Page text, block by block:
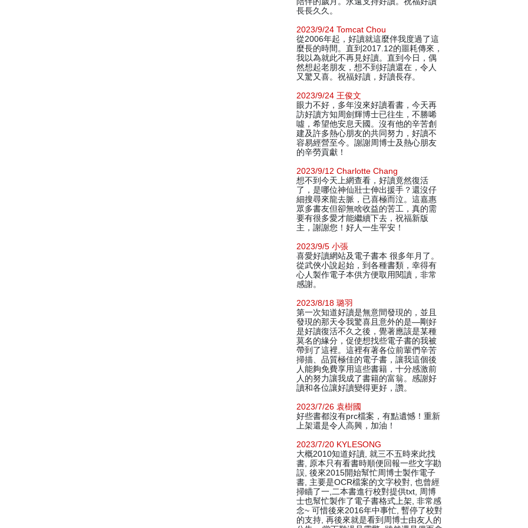
長長久久。
2023/9/24 Tomcat Chou
從2006年起，好讀就這麼伴我度過了這
麼長的時間。直到2017.12的噩耗傳來，
我以為就此不再見好讀。直到今日，偶
然想起老朋友，想不到好讀還在，令人
又驚又喜。祝福好讀，好讀長存。
2023/9/24 王俊文
眼力不好，多年沒來好讀看書，今天再
訪好讀方知周劍輝博士已往生，不勝唏
噓，希望他安息天國。沒有他的辛苦創
建及許多熱心朋友的共同努力，好讀不
容易經營至今。謝謝周博士及熱心朋友
的辛勞貢獻！
2023/9/12 Charlotte Chang
想不到今天上網查看，好讀竟然復活
了，是哪位神仙壯士伸出援手？還沒仔
細搜尋來龍去脈，已喜極而泣。這嘉惠
眾多書友但卻無啥收益的苦工，真的需
要有很多愛才能繼續下去，祝福新版
主，謝謝您！好人一生平安！
2023/9/5 小張
喜愛好讀網站及電子書本 很多年月了。
從武俠小說起始，到各種書類，幸得有
心人製作電子本供方便取用閱讀，非常
感謝。
2023/8/18 璐羽
第一次知道好讀是無意間發現的，並且
發現的那天令我驚喜且意外的是—剛好
是好讀復活不久之後，覺著應該是某種
莫名的緣分，促使想找些電子書的我被
帶到了這裡。這裡有著各位前輩們辛苦
掃描、品質極佳的電子書，讓我這個後
人能夠免費享用這些書籍，十分感激前
人的努力讓我成了書籍的富翁。感謝好
讀和各位讓好讀變得更好，讚。
2023/7/26 袁樹國
好些書都沒有prc檔案，有點遺憾！重新
上架還是令人高興，加油！
2023/7/20 KYLESONG
大概2010知道好讀, 就三不五時來此找
書, 原本只有看書時順便回報一些文字勘
誤, 後來2015開始幫忙周博士製作電子
書, 主要是OCR檔案的文字校對, 也曾經
掃瞄了一,二本書進行校對提供txt, 周博
士也幫忙製作了電子書格式上架, 非常感
念~ 可惜後來2016年中事忙, 暫停了校對
的支持, 再後來就是看到周博士由友人的